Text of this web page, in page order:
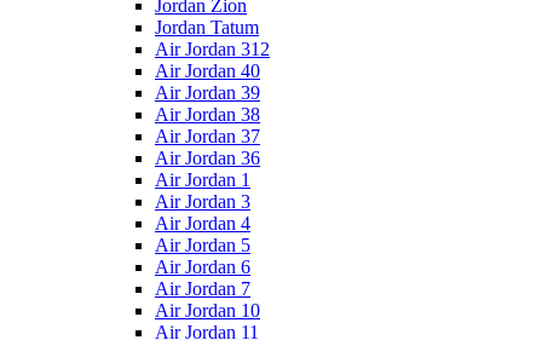
Jordan Zion
Jordan Tatum
Air Jordan 312
Air Jordan 40
Air Jordan 39
Air Jordan 38
Air Jordan 37
Air Jordan 36
Air Jordan 1
Air Jordan 3
Air Jordan 4
Air Jordan 5
Air Jordan 6
Air Jordan 7
Air Jordan 10
Air Jordan 11